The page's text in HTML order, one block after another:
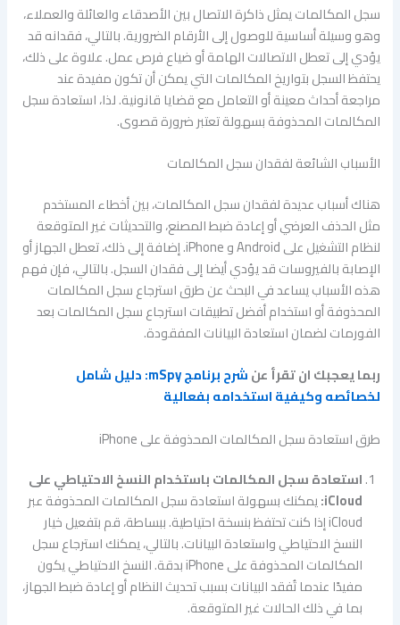
سجل المكالمات يمثل ذاكرة الاتصال بين الأصدقاء والعائلة والعملاء،
وهو وسيلة أساسية للوصول إلى الأرقام الضرورية. بالتالي، فقدانه قد
يؤدي إلى تعطل الاتصالات الهامة أو ضياع فرص عمل. علاوة على ذلك،
يحتفظ السجل بتواريخ المكالمات التي يمكن أن تكون مفيدة عند
مراجعة أحداث معينة أو التعامل مع قضايا قانونية. لذا، استعادة سجل
المكالمات المحذوفة بسهولة تعتبر ضرورة قصوى.
الأسباب الشائعة لفقدان سجل المكالمات
هناك أسباب عديدة لفقدان سجل المكالمات، بين أخطاء المستخدم
مثل الحذف العرضي أو إعادة ضبط المصنع، والتحديثات غير المتوقعة
لنظام التشغيل على Android و iPhone. إضافة إلى ذلك، تعطل الجهاز أو
الإصابة بالفيروسات قد يؤدي أيضا إلى فقدان السجل. بالتالي، فإن فهم
هذه الأسباب يساعد في البحث عن طرق استرجاع سجل المكالمات
المحذوفة أو استخدام أفضل تطبيقات استرجاع سجل المكالمات بعد
الفورمات لضمان استعادة البيانات المفقودة.
ربما يعجبك ان تقرأ عن
شرح برنامج mSpy: دليل شامل
لخصائصه وكيفية استخدامه بفعالية
طرق استعادة سجل المكالمات المحذوفة على iPhone
استعادة سجل المكالمات باستخدام النسخ الاحتياطي على
iCloud: يمكنك بسهولة استعادة سجل المكالمات المحذوفة عبر
iCloud إذا كنت تحتفظ بنسخة احتياطية. ببساطة، قم بتفعيل خيار
النسخ الاحتياطي واستعادة البيانات. بالتالي، يمكنك استرجاع سجل
المكالمات المحذوفة على iPhone بدقة. النسخ الاحتياطي يكون
مفيدًا عندما تُفقد البيانات بسبب تحديث النظام أو إعادة ضبط الجهاز،
بما في ذلك الحالات غير المتوقعة.